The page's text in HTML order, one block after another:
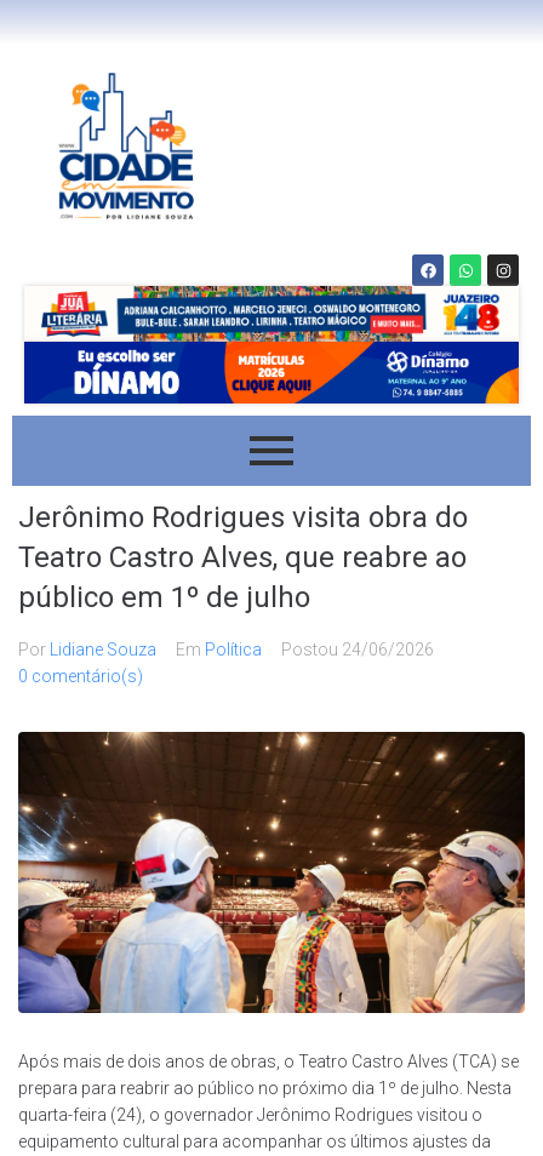
Jerônimo Rodrigues visita obra do
Teatro Castro Alves, que reabre ao
público em 1º de julho
Por Lidiane Souza Em Política Postou 24/06/2026
0 comentário(s)
Após mais de dois anos de obras, o Teatro Castro Alves (TCA) se
prepara para reabrir ao público no próximo dia 1º de julho. Nesta
quarta-feira (24), o governador Jerônimo Rodrigues visitou o
equipamento cultural para acompanhar os últimos ajustes da